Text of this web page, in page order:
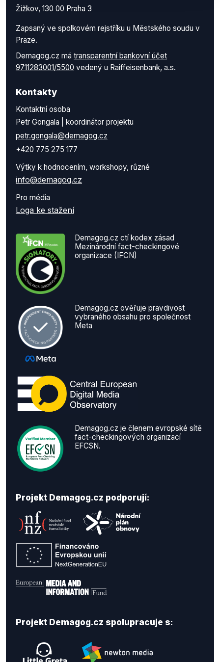
Žižkov, 130 00 Praha 3
Zapsaný ve spolkovém rejstříku u Městského soudu v
Praze.
Demagog.cz má transparentní bankovní účet
9711283001/5500 vedený u Raiffeisenbank, a.s.
Kontakty
Kontaktní osoba
Petr Gongala | koordinátor projektu
petr.gongala@demagog.cz
+420 775 275 177
Výtky k hodnocením, workshopy, různé
info@demagog.cz
Pro média
Loga ke stažení
Demagog.cz ctí kodex zásad
Mezinárodní fact-checkingové
organizace (IFCN)
Demagog.cz ověřuje pravdivost
vybraného obsahu pro společnost
Meta
Demagog.cz je členem evropské sítě
fact-checkingových organizací
EFCSN.
Projekt Demagog.cz podporují:
Projekt Demagog.cz spolupracuje s: